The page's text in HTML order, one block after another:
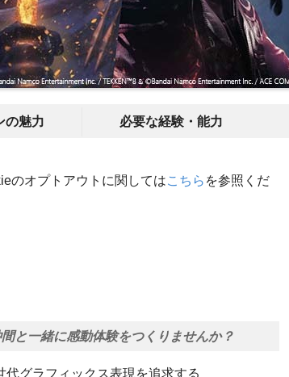
の魅力 必要な経験・能力
のオプトアウトに関してはこちら を参照くだ
と一緒に感動体験をつくりませんか？
グラフィックス表現を追求する